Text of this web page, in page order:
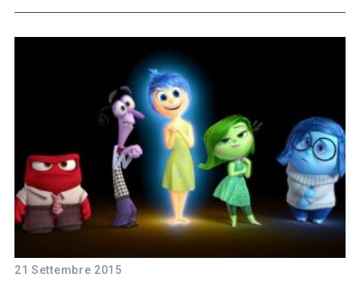
21 Settembre 2015